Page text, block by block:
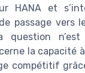
HANA et
passage vers
question n’est
la capacité
compétitif